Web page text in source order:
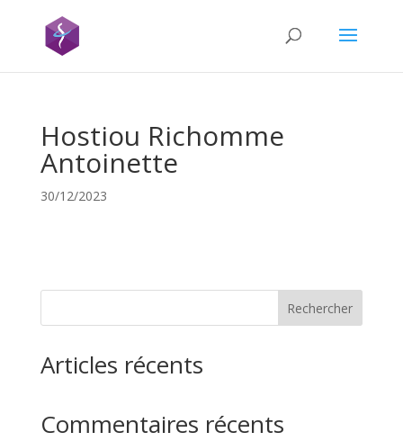
Hostiou Richomme
Antoinette
30/12/2023
Rechercher
Articles récents
Commentaires récents